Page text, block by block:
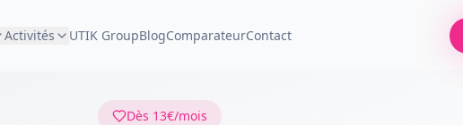
Activités UTIK GroupBlogComparateurContact
Dès 13€/mois